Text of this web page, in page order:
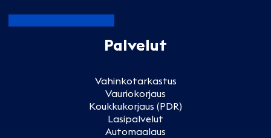
Palvelut
Vahinkotarkastus
Vauriokorjaus
Koukkukorjaus (PDR)
Lasipalvelut
Automaalaus